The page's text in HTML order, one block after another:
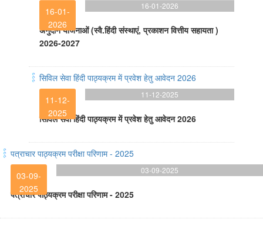
16-01-
2026
16-01-2026
अनुदान योजनाओं (स्वै.हिंदी संस्थाएं, प्रकाशन वित्तीय सहायता )
2026-2027
सिविल सेवा हिंदी पाठ्यक्रम में प्रवेश हेतु आवेदन 2026
11-12-
2025
11-12-2025
सिविल सेवा हिंदी पाठ्यक्रम में प्रवेश हेतु आवेदन 2026
पत्राचार पाठ्यक्रम परीक्षा परिणाम - 2025
03-09-
2025
03-09-2025
पत्राचार पाठ्यक्रम परीक्षा परिणाम - 2025